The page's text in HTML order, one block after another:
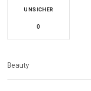
UNSICHER
0
Beauty